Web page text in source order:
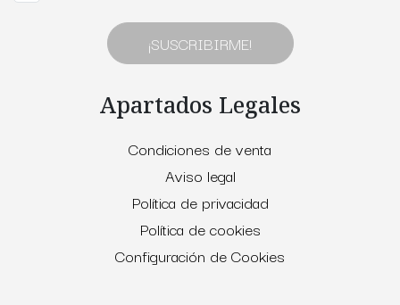
¡SUSCRIBIRME!
Apartados Legales
Condiciones de venta
Aviso legal
Política de privacidad
Política de cookies
Configuración de Cookies